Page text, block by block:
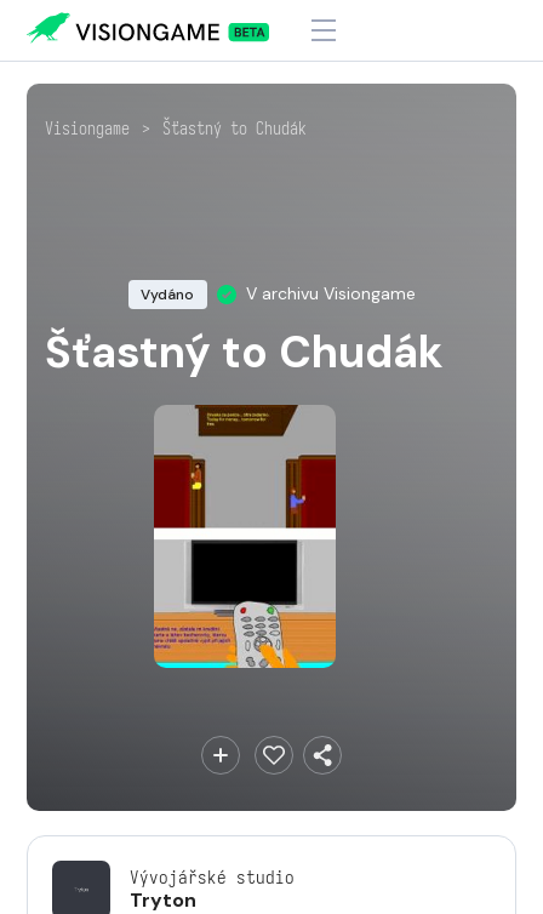
Visiongame > Šťastný to Chudák
Vydáno V archivu Visiongame
Šťastný to Chudák
Vývojářské studio
Tryton